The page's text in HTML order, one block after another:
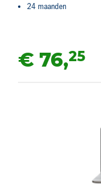
24 maanden
€ 76,25